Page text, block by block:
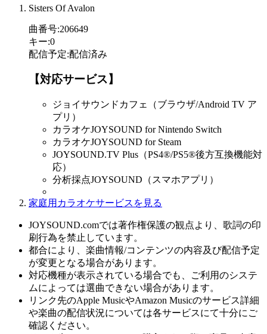
Sisters Of Avalon
曲番号:206649
キー:0
配信予定:配信済み
【対応サービス】
ジョイサウンドカフェ（ブラウザ/Android TV ア
プリ）
カラオケJOYSOUND for Nintendo Switch
カラオケJOYSOUND for Steam
JOYSOUND.TV Plus（PS4®/PS5®後方互換機能対
応）
分析採点JOYSOUND（スマホアプリ）
家庭用カラオケサービスを見る
JOYSOUND.comでは著作権保護の観点より、歌詞の印
刷行為を禁止しています。
都合により、楽曲情報/コンテンツの内容及び配信予定
が変更となる場合があります。
対応機種が表示されている場合でも、ご利用のシステ
ムによっては選曲できない場合があります。
リンク先のApple MusicやAmazon Musicのサービス詳細
や楽曲の配信状況については各サービスにて十分にご
確認ください。